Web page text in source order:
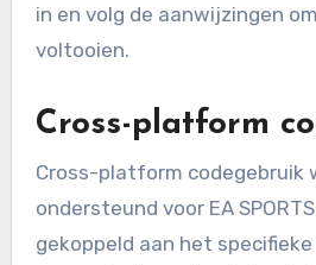
in en volg de aanwijzingen
voltooien.
Cross-platform
Cross-platform codegebruik
ondersteund voor EA
gekoppeld aan het